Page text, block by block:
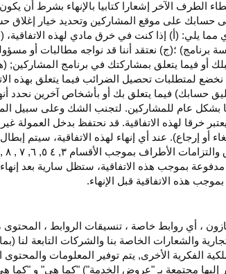
الآخر إشعارا كتابيا بالإنهاء بشرط أن يكون
حسابك على موقع المشاركين وتحديد خيار إغلاق
بأي مما يلي: (أ) إذا كنت في خرق مادي لهذه
برنامج) ؛(ج) نعتقد أننا قد نواجه مطالبات أو
أو فيما يتعلق بمشاركتك في برنامج
لمتطلبات تحصيل الضرائب فيما يتعلق بهذه
حسابك) فيما يتعلق بك أو بأشخاص آخرين نحدد
بشكل عام للمشاركين. لتجنب الشك وعلى سبيل
سياسات البرنامج سيعتبر خرقا لهذه الاتفاقية. قد نحتفظ بدخل
أو إرجاع). عند أي إنهاء لهذه
الاتفاقية، سيتم
والتزامات الأطراف بموجب الأقسام ۳, ٤ ٥, ٦, ۷ , ۸ ,
بموجب هذه الاتفاقية، ستظل سارية بعد إنهاء
هذه الاتفاقية قبل الإنهاء.
، أي روابط خاصة ، تنسيقات الروابط ، المحتوى
والشعارات الخاصة بنا والشركات التابعة لنا
الفكرية الأخرى, يتم توفير المعلومات والمحتوى
إليها مجتمعة بـ "عروض الخدمة") "كما هي" و "كما